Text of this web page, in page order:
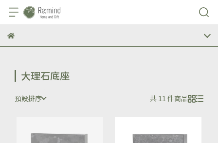
大理石底座
預設排序 共 11 件商品